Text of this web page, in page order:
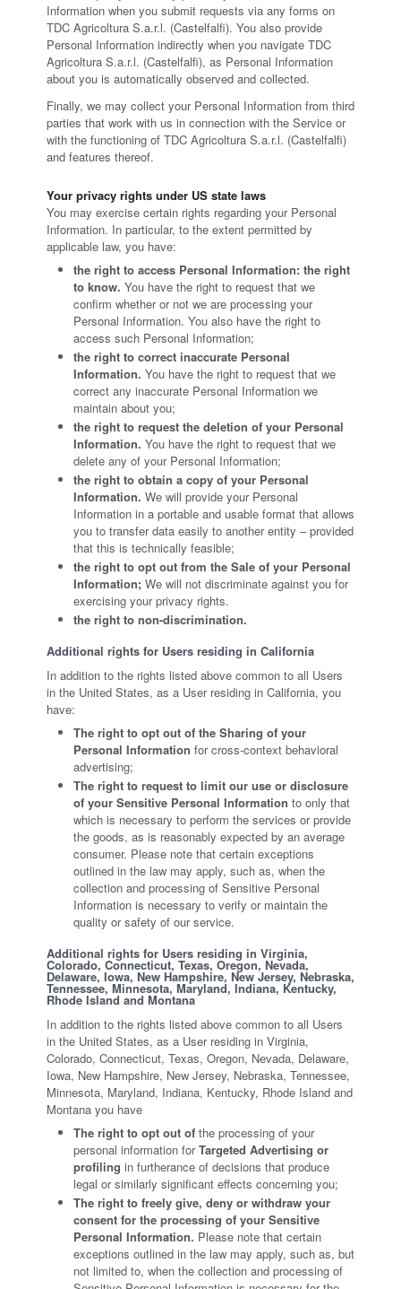
Information when you submit requests via any forms on
TDC Agricoltura S.a.r.l. (Castelfalfi). You also provide
Personal Information indirectly when you navigate TDC
Agricoltura S.a.r.l. (Castelfalfi), as Personal Information
about you is automatically observed and collected.
Finally, we may collect your Personal Information from third
parties that work with us in connection with the Service or
with the functioning of TDC Agricoltura S.a.r.l. (Castelfalfi)
and features thereof.
Your privacy rights under US state laws
You may exercise certain rights regarding your Personal
Information. In particular, to the extent permitted by
applicable law, you have:
the right to access Personal Information: the right
to know. You have the right to request that we
confirm whether or not we are processing your
Personal Information. You also have the right to
access such Personal Information;
the right to correct inaccurate Personal
Information. You have the right to request that we
correct any inaccurate Personal Information we
maintain about you;
the right to request the deletion of your Personal
Information. You have the right to request that we
delete any of your Personal Information;
the right to obtain a copy of your Personal
Information. We will provide your Personal
Information in a portable and usable format that allows
you to transfer data easily to another entity – provided
that this is technically feasible;
the right to opt out from the Sale of your Personal
Information; We will not discriminate against you for
exercising your privacy rights.
the right to non-discrimination.
Additional rights for Users residing in California
In addition to the rights listed above common to all Users
in the United States, as a User residing in California, you
have:
The right to opt out of the Sharing of your
Personal Information for cross-context behavioral
advertising;
The right to request to limit our use or disclosure
of your Sensitive Personal Information to only that
which is necessary to perform the services or provide
the goods, as is reasonably expected by an average
consumer. Please note that certain exceptions
outlined in the law may apply, such as, when the
collection and processing of Sensitive Personal
Information is necessary to verify or maintain the
quality or safety of our service.
Additional rights for Users residing in Virginia,
Colorado, Connecticut, Texas, Oregon, Nevada,
Delaware, Iowa, New Hampshire, New Jersey, Nebraska,
Tennessee, Minnesota, Maryland, Indiana, Kentucky,
Rhode Island and Montana
In addition to the rights listed above common to all Users
in the United States, as a User residing in Virginia,
Colorado, Connecticut, Texas, Oregon, Nevada, Delaware,
Iowa, New Hampshire, New Jersey, Nebraska, Tennessee,
Minnesota, Maryland, Indiana, Kentucky, Rhode Island and
Montana you have
The right to opt out of the processing of your
personal information forTargeted Advertising or
profiling in furtherance of decisions that produce
legal or similarly significant effects concerning you;
The right to freely give, deny or withdraw your
consent for the processing of your Sensitive
Personal Information. Please note that certain
exceptions outlined in the law may apply, such as, but
not limited to, when the collection and processing of